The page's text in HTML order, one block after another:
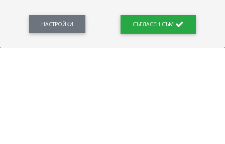
Новини, законови нормативи, кариерно ориентиране. Списък на всички
професии и трудови характеристики. Минимален облагаем доход. Калкулатор
НАСТРОЙКИ СЪГЛАСЕН СЪМ